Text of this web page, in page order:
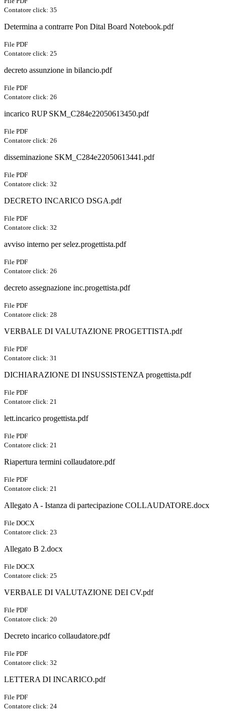
Contatore click: 35
Determina a contrarre Pon Dital Board Notebook.pdf
File PDF
Contatore click: 25
decreto assunzione in bilancio.pdf
File PDF
Contatore click: 26
incarico RUP SKM_C284e22050613450.pdf
File PDF
Contatore click: 26
disseminazione SKM_C284e22050613441.pdf
File PDF
Contatore click: 32
DECRETO INCARICO DSGA.pdf
File PDF
Contatore click: 32
avviso interno per selez.progettista.pdf
File PDF
Contatore click: 26
decreto assegnazione inc.progettista.pdf
File PDF
Contatore click: 28
VERBALE DI VALUTAZIONE PROGETTISTA.pdf
File PDF
Contatore click: 31
DICHIARAZIONE DI INSUSSISTENZA progettista.pdf
File PDF
Contatore click: 21
lett.incarico progettista.pdf
File PDF
Contatore click: 21
Riapertura termini collaudatore.pdf
File PDF
Contatore click: 21
Allegato A - Istanza di partecipazione COLLAUDATORE.docx
File DOCX
Contatore click: 23
Allegato B 2.docx
File DOCX
Contatore click: 25
VERBALE DI VALUTAZIONE DEI CV.pdf
File PDF
Contatore click: 20
Decreto incarico collaudatore.pdf
File PDF
Contatore click: 32
LETTERA DI INCARICO.pdf
File PDF
Contatore click: 24